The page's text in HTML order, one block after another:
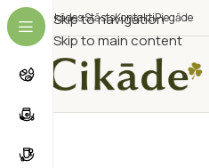
Skip to navigation
Skip to main content
Cikādes StāstsKontaktiPiegāde